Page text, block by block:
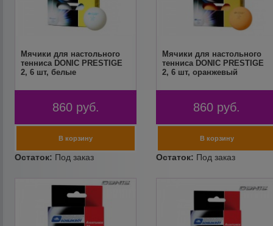
Мячики для настольного
тенниса DONIC PRESTIGE
2, 6 шт, белые
860 руб.
Мячики для настольного
тенниса DONIC PRESTIGE
2, 6 шт, оранжевый
860 руб.